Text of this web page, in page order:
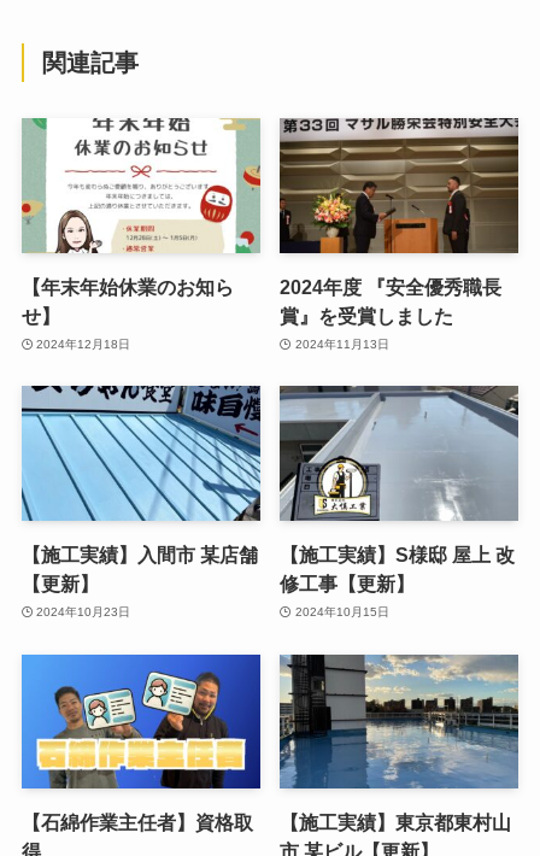
関連記事
【年末年始休業のお知ら
せ】
2024年12月18日
2024年度 『安全優秀職長
賞』を受賞しました
2024年11月13日
【施工実績】入間市 某店舗
【更新】
2024年10月23日
【施工実績】S様邸 屋上 改
修工事【更新】
2024年10月15日
【石綿作業主任者】資格取
得
【施工実績】東京都東村山
市 某ビル【更新】